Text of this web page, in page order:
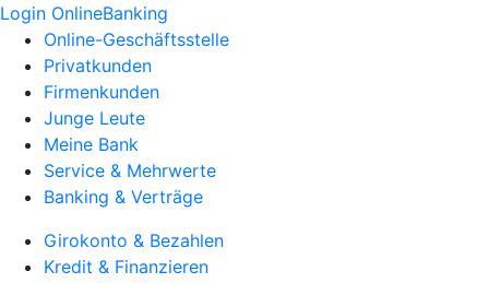
Login OnlineBanking
Online-Geschäftsstelle
Privatkunden
Firmenkunden
Junge Leute
Meine Bank
Service & Mehrwerte
Banking & Verträge
Girokonto & Bezahlen
Kredit & Finanzieren